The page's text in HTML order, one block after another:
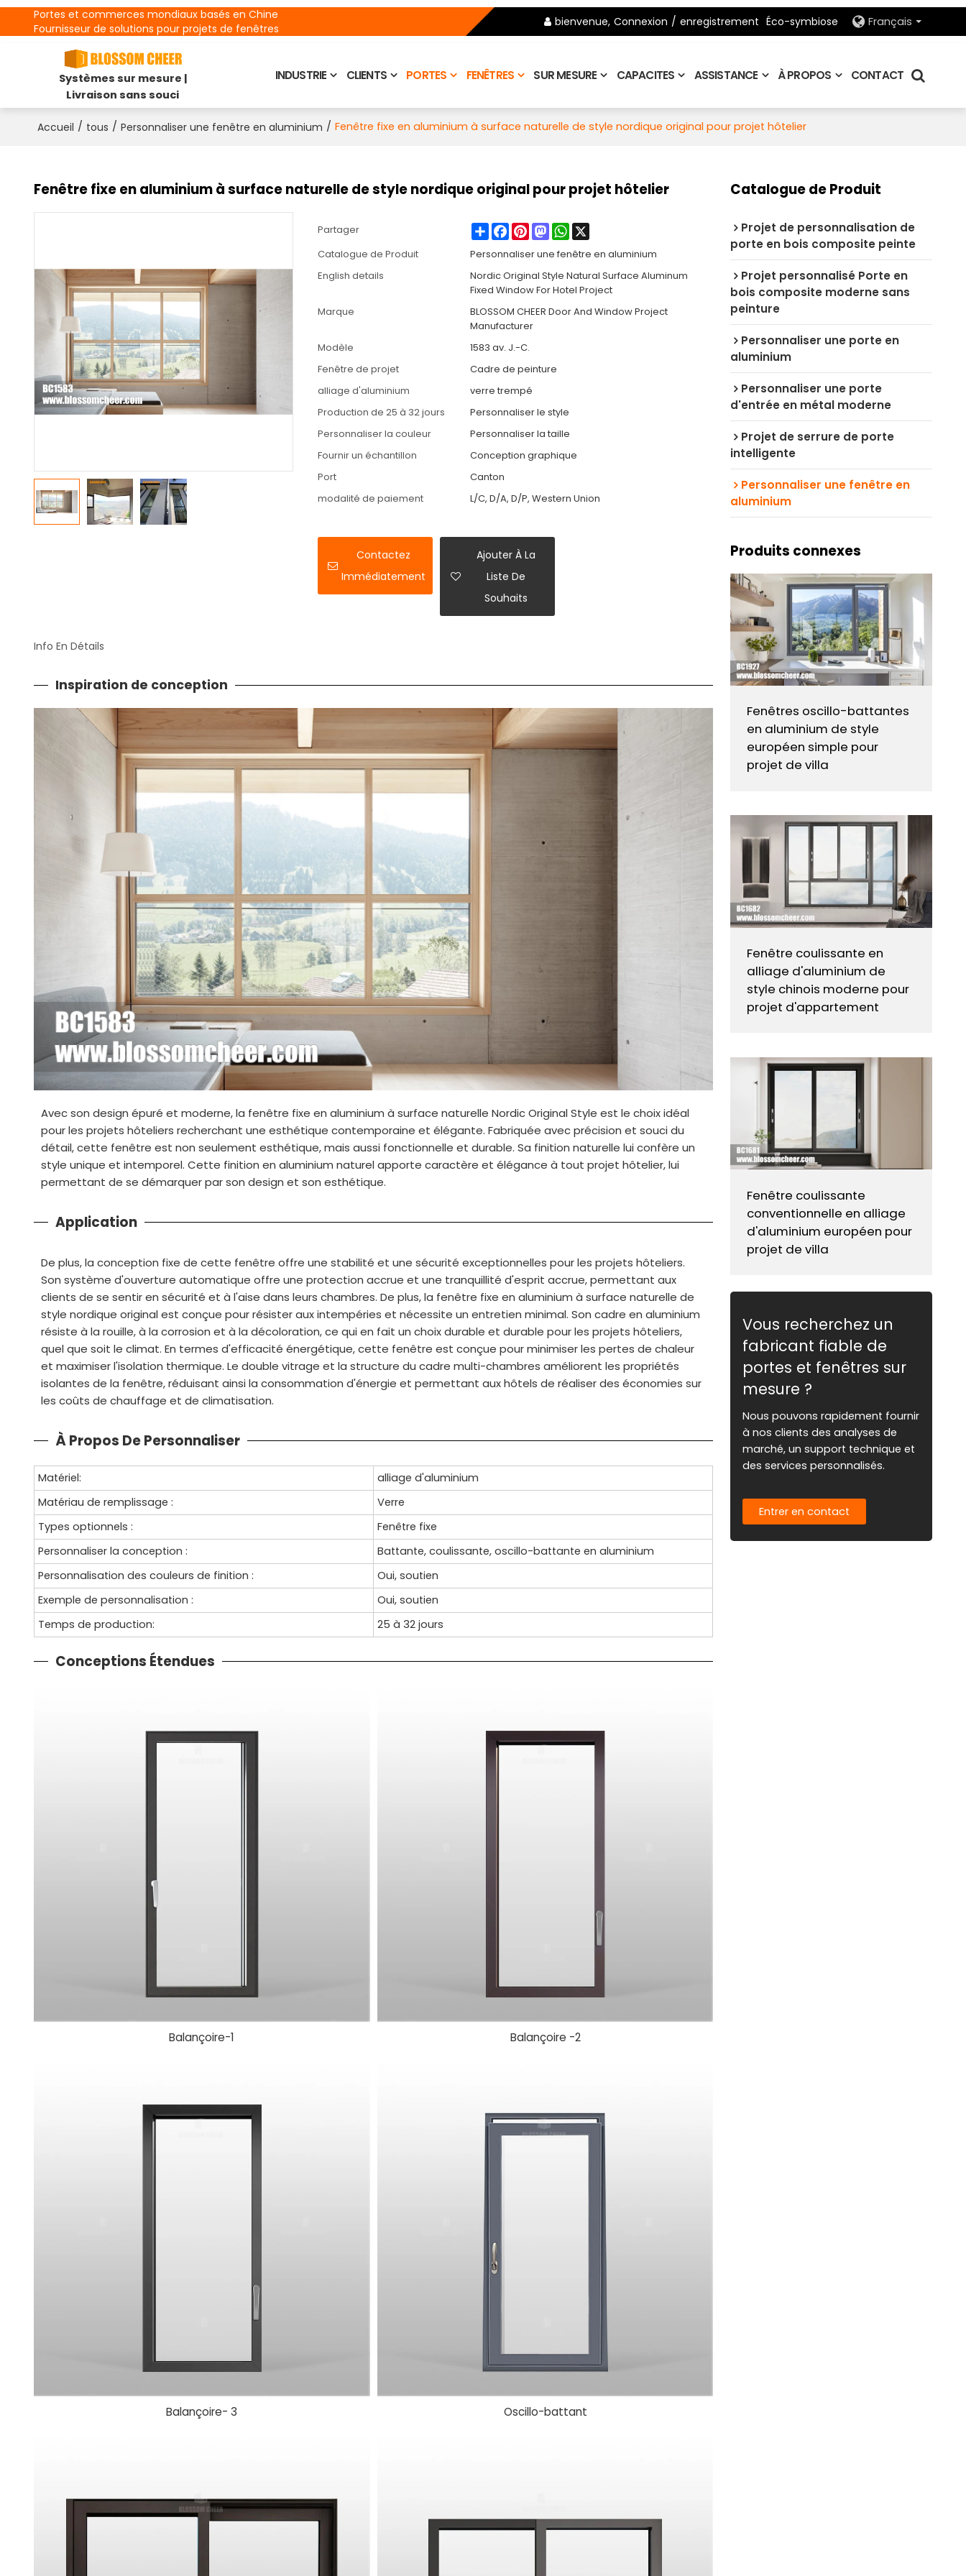
Portes et commerces mondiaux basés en Chine
Fournisseur de solutions pour projets de fenêtres
bienvenue, Connexion / enregistrement Éco-symbiose Français
Systèmes sur mesure |
Livraison sans souci
INDUSTRIE CLIENTS PORTES FENÊTRES SUR MESURE CAPACITES ASSISTANCE À PROPOS CONTACT
Accueil / tous / Personnaliser une fenêtre en aluminium / Fenêtre fixe en aluminium à surface naturelle de style nordique original pour projet hôtelier
Fenêtre fixe en aluminium à surface naturelle de style nordique original pour projet hôtelier
Partager ShareFacebook
PinterestMastodonWhatsApp
Catalogue de Produit
Personnaliser une fenêtre en aluminium
English details
Nordic Original Style Natural Surface Aluminum
Fixed Window For Hotel Project
Marque
BLOSSOM CHEER Door And Window Project
Manufacturer
Modèle
1583 av. J.-C.
Fenêtre de projet
Cadre de peinture
alliage d'aluminium
verre trempé
Production de 25 à 32 jours
Personnaliser le style
Personnaliser la couleur
Personnaliser la taille
Fournir un échantillon
Conception graphique
Port
Canton
modalité de paiement
L/C, D/A, D/P, Western Union
Contactez
Immédiatement
Ajouter À La
Liste De
Souhaits
Info En Détails
Inspiration de conception
Avec son design épuré et moderne, la fenêtre fixe en aluminium à surface naturelle Nordic Original Style est le choix idéal
pour les projets hôteliers recherchant une esthétique contemporaine et élégante. Fabriquée avec précision et souci du
détail, cette fenêtre est non seulement esthétique, mais aussi fonctionnelle et durable. Sa finition naturelle lui confère un
style unique et intemporel. Cette finition en aluminium naturel apporte caractère et élégance à tout projet hôtelier, lui
permettant de se démarquer par son design et son esthétique.
Application
De plus, la conception fixe de cette fenêtre offre une stabilité et une sécurité exceptionnelles pour les projets hôteliers.
Son système d'ouverture automatique offre une protection accrue et une tranquillité d'esprit accrue, permettant aux
clients de se sentir en sécurité et à l'aise dans leurs chambres. De plus, la fenêtre fixe en aluminium à surface naturelle de
style nordique original est conçue pour résister aux intempéries et nécessite un entretien minimal. Son cadre en aluminium
résiste à la rouille, à la corrosion et à la décoloration, ce qui en fait un choix durable et durable pour les projets hôteliers,
quel que soit le climat. En termes d'efficacité énergétique, cette fenêtre est conçue pour minimiser les pertes de chaleur
et maximiser l'isolation thermique. Le double vitrage et la structure du cadre multi-chambres améliorent les propriétés
isolantes de la fenêtre, réduisant ainsi la consommation d'énergie et permettant aux hôtels de réaliser des économies sur
les coûts de chauffage et de climatisation.
À Propos De Personnaliser
Matériel:
alliage d'aluminium
Matériau de remplissage :
Verre
Types optionnels :
Fenêtre fixe
Personnaliser la conception :
Battante, coulissante, oscillo-battante en aluminium
Personnalisation des couleurs de finition :
Oui, soutien
Exemple de personnalisation :
Oui, soutien
Temps de production:
25 à 32 jours
Conceptions Étendues
Balançoire-1 Balançoire -2
Balançoire- 3 Oscillo-battant
Catalogue de Produit
Projet de personnalisation de
porte en bois composite peinte
Projet personnalisé Porte en
bois composite moderne sans
peinture
Personnaliser une porte en
aluminium
Personnaliser une porte
d'entrée en métal moderne
Projet de serrure de porte
intelligente
Personnaliser une fenêtre en
aluminium
Produits connexes
Fenêtres oscillo-battantes
en aluminium de style
européen simple pour
projet de villa
Fenêtre coulissante en
alliage d'aluminium de
style chinois moderne pour
projet d'appartement
Fenêtre coulissante
conventionnelle en alliage
d'aluminium européen pour
projet de villa
Vous recherchez un
fabricant fiable de
portes et fenêtres sur
mesure ?
Nous pouvons rapidement fournir
à nos clients des analyses de
marché, un support technique et
des services personnalisés.
Entrer en contact